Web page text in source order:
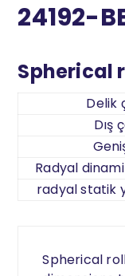
24192-
Spherical
Delik
Dış
Radyal
radyal statik
Spherical